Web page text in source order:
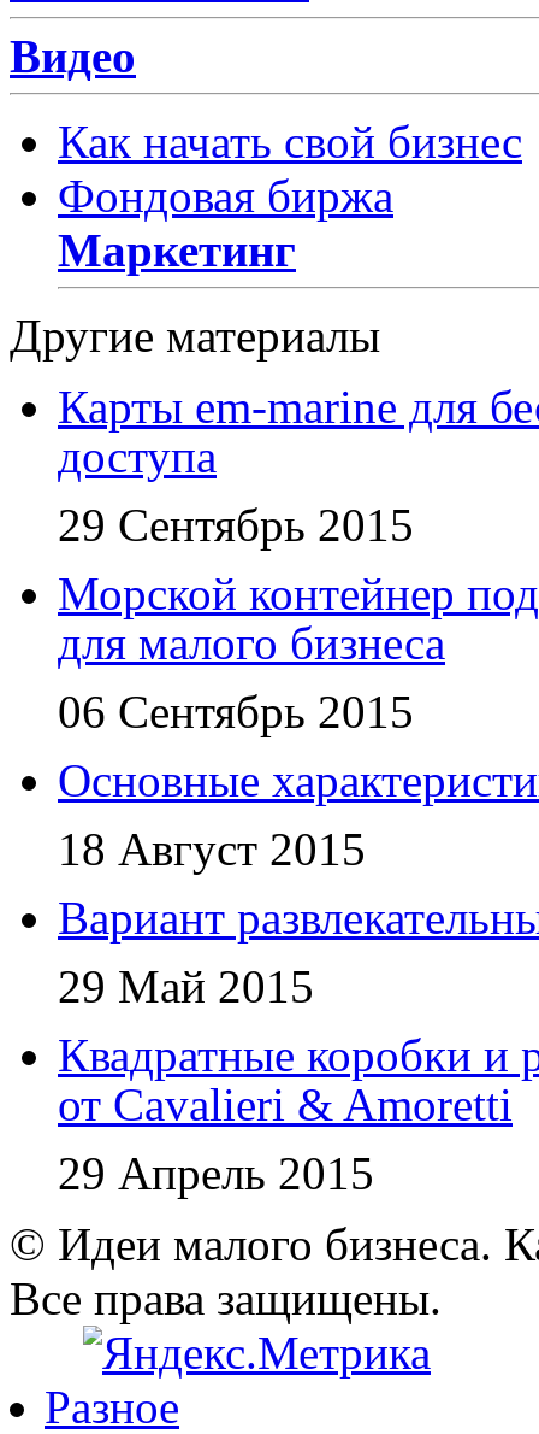
Видео
Как начать свой бизнес
Фондовая биржа
Маркетинг
Другие материалы
Карты em-marine для
доступа
29 Сентябрь 2015
Морской контейнер
для малого бизнеса
06 Сентябрь 2015
Основные
18 Август 2015
Вариант
29 Май 2015
Квадратные коробки и
от Cavalieri & Amoretti
29 Апрель 2015
© Идеи малого бизнеса.
Все права защищены.
Разное